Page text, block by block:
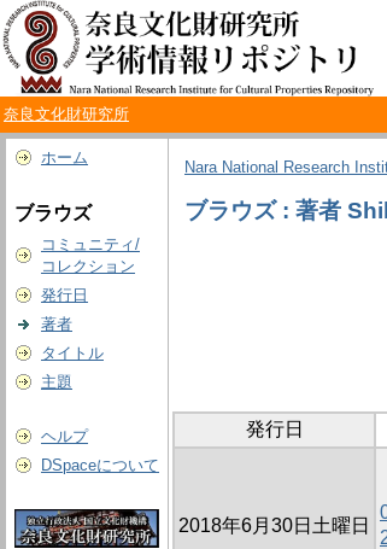
奈良文化財研究所
ホーム
ブラウズ
コミュニティ/
コレクション
発行日
著者
タイトル
主題
ヘルプ
DSpaceについて
Nara National Research
ブラウズ : 著者
発行日
2018年6月30日土曜日